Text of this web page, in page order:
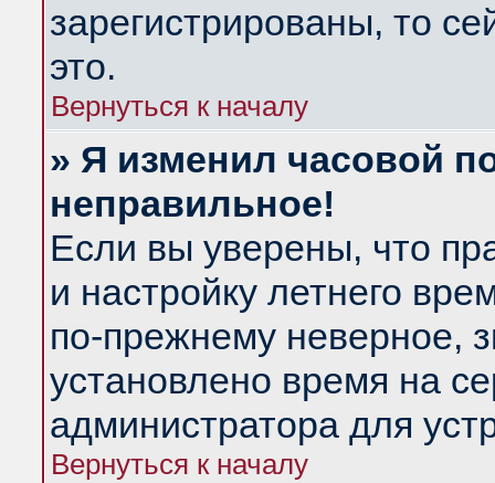
зарегистрированы, то
это.
Вернуться к началу
» Я изменил часовой
неправильное!
Если вы уверены, что
и настройку летнего
по-прежнему неверное,
установлено время на
администратора для
Вернуться к началу